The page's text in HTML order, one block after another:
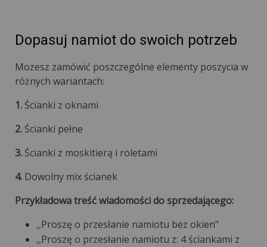
Dopasuj namiot do swoich potrzeb
Możesz zamówić poszczególne elementy poszycia w
różnych wariantach:
1. Ścianki z oknami
2. Ścianki pełne
3. Ścianki z moskitierą i roletami
4. Dowolny mix ścianek
Przykładowa treść wiadomości do sprzedającego:
,,Proszę o przesłanie namiotu bez okien"
,,Proszę o przesłanie namiotu z: 4 ściankami z